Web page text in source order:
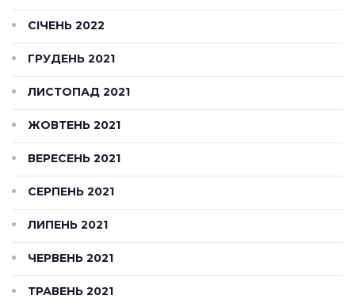
СІЧЕНЬ 2022
ГРУДЕНЬ 2021
ЛИСТОПАД 2021
ЖОВТЕНЬ 2021
ВЕРЕСЕНЬ 2021
СЕРПЕНЬ 2021
ЛИПЕНЬ 2021
ЧЕРВЕНЬ 2021
ТРАВЕНЬ 2021